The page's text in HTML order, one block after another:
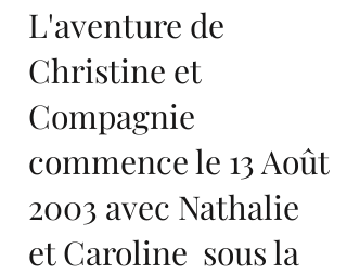
L'aventure de
Christine et
Compagnie
commence le 13 Août
2003 avec Nathalie
et Caroline sous la